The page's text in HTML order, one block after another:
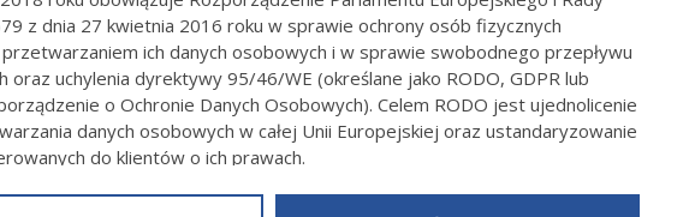
24 września 2021 r. fot. Artur Gawle
z dnia 27 kwietnia 2016 roku w sprawie ochrony osób fizycznych
ich danych osobowych i w sprawie swobodnego przepływu
oraz uchylenia dyrektywy 95/46/WE (określane jako RODO, GDPR lub
o Ochronie Danych Osobowych). Celem RODO jest ujednolicenie
danych osobowych w całej Unii Europejskiej oraz ustandaryzowanie
do klientów o ich prawach.
powyższym, w zakładceRODOna stroniehttps://www.tarnow.pl/Wiecej-